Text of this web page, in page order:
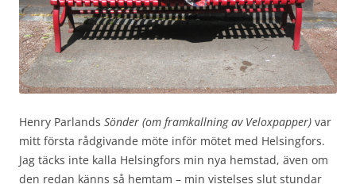
Henry Parlands Sönder (om framkallning av Veloxpapper) var
mitt första rådgivande möte inför mötet med Helsingfors.
Jag täcks inte kalla Helsingfors min nya hemstad, även om
den redan känns så hemtam – min vistelses slut stundar